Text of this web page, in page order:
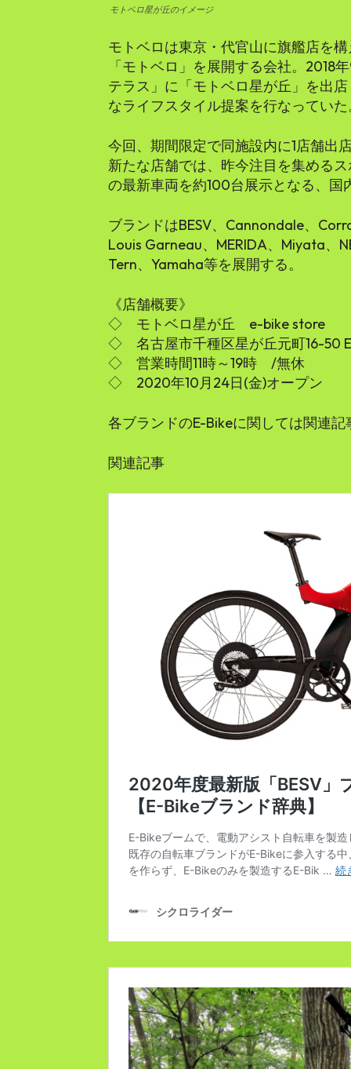
モトベロ星が丘のイメージ
モトベロは東京・代官山に旗艦店を
「モトベロ」を展開する会社。2018
テラス」に「モトベロ星が丘」を出
なライフスタイル提案を行なってい
今回、期間限定で同施設内に1店舗出
新たな店舗では、昨今注目を集める
の最新車両を約100台展示となる、
ブランドはBESV、Cannondale、
Louis Garneau、MERIDA、Miyata、
Tern、Yamaha等を展開する。
《店舗概要》
◇ モトベロ星が丘 e-bike store
◇ 名古屋市千種区星が丘元町16-50
◇ 営業時間11時～19時 /無休
◇ 2020年10月24日(金)オープン
各ブランドのE-Bikeに関しては関連記
関連記事